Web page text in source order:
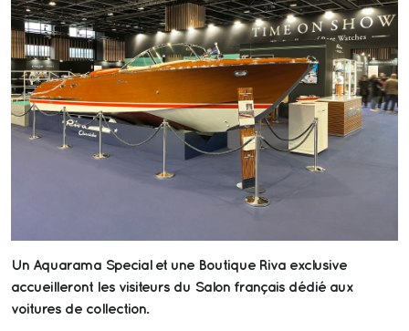
Un Aquarama Special et une Boutique Riva exclusive
accueilleront les visiteurs du Salon français dédié aux
voitures de collection.